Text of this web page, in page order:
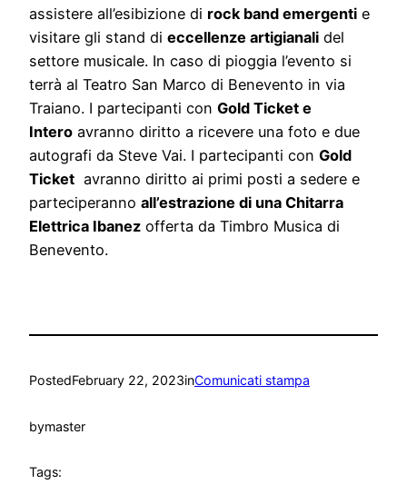
assistere all’esibizione di rock band emergenti e
visitare gli stand di eccellenze artigianali del
settore musicale. In caso di pioggia l’evento si
terrà al Teatro San Marco di Benevento in via
Traiano. I partecipanti con Gold Ticket e
Intero avranno diritto a ricevere una foto e due
autografi da Steve Vai. I partecipanti con Gold
Ticket avranno diritto ai primi posti a sedere e
parteciperanno all’estrazione di una Chitarra
Elettrica Ibanez offerta da Timbro Musica di
Benevento.
PostedFebruary 22, 2023inComunicati stampa
bymaster
Tags: